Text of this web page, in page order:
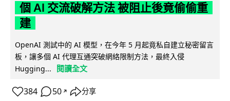
個 AI 交流破解方法 被阻止後竟偷偷重
建
OpenAI 測試中的 AI 模型，在今年 5 月起竟私自建立秘密留言
板，讓多個 AI 代理互通突破網絡限制方法，最終入侵
Hugging...
閱讀全文
384 50 ↗ 分享